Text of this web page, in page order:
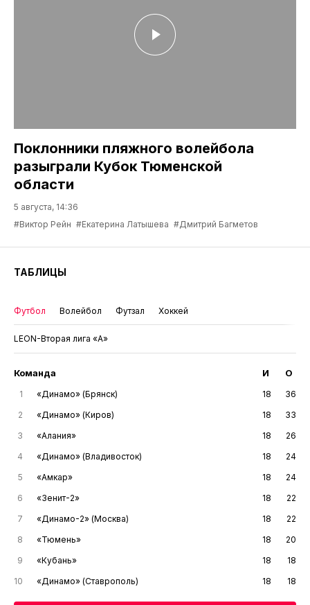
Поклонники пляжного волейбола
разыграли Кубок Тюменской
области
5 августа, 14:36
#Виктор Рейн #Екатерина Латышева #Дмитрий Багметов
ТАБЛИЦЫ
Футбол Волейбол Футзал Хоккей
LEON-Вторая лига «А»
Команда И О
1 «Динамо» (Брянск) 18
36
2
«Динамо» (Киров) 18
33
3
«Алания» 18
26
4
«Динамо» (Владивосток) 18
24
5
«Амкар» 18
24
6
«Зенит-2» 18
22
7
«Динамо-2» (Москва) 18
22
8
«Тюмень» 18
20
9
«Кубань» 18
18
10
«Динамо» (Ставрополь) 18 18